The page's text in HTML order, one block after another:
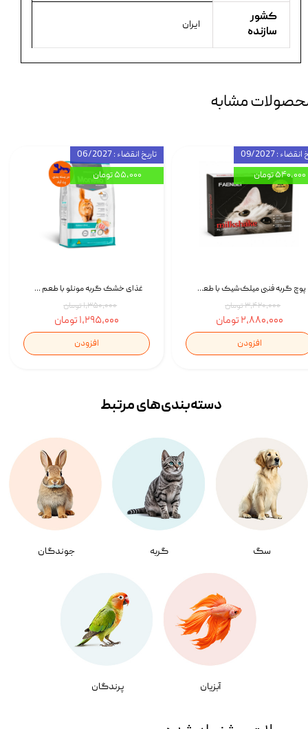
کشور
سازنده
ایران
مشابه
غذای خشک گربه مونلو با طعم گوشت پرندگان و ماهی سالمون Monello Adult Hairball Control وزن 1 کیلوگرم
۱,۳۵۰,۰۰۰ تومان
۱,۲۹۵,۰۰۰ تومان
افزودن
تاریخ انقضاء : 06/2027
۵۵,۰۰۰ تومان
پوچ گربه فنبی میلک‌شیک با طعم مرغ Faenbei Cat Milk Shake Pouch بسته 12 عددی
۳,۴۲۰,۰۰۰ تومان
۲,۸۸۰,۰۰۰ تومان
افزودن
: 09/2027
۵۴۰,۰۰۰ تومان
سگ گربه جوندگان
آبزیان پرندگان
دسته‌بندی‌‌های مرتبط